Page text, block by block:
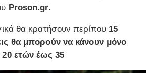
Proson.gr.
θα κρατήσουν περίπου 15
θα μπορούν να κάνουν μόνο
20 ετών έως 35